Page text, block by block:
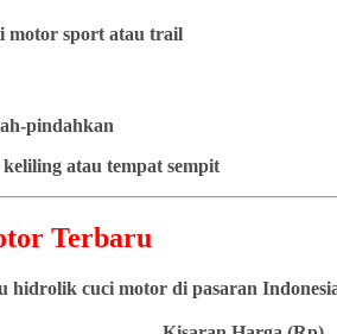
motor sport atau trail
pindahkan
atau tempat sempit
Terbaru
cuci motor di pasaran